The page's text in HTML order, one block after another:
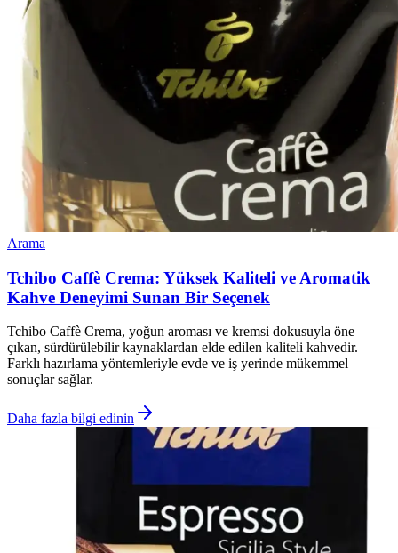
Arama
Tchibo Caffè Crema: Yüksek Kaliteli ve Aromatik
Kahve Deneyimi Sunan Bir Seçenek
Tchibo Caffè Crema, yoğun aroması ve kremsi dokusuyla öne
çıkan, sürdürülebilir kaynaklardan elde edilen kaliteli kahvedir.
Farklı hazırlama yöntemleriyle evde ve iş yerinde mükemmel
sonuçlar sağlar.
Daha fazla bilgi edinin